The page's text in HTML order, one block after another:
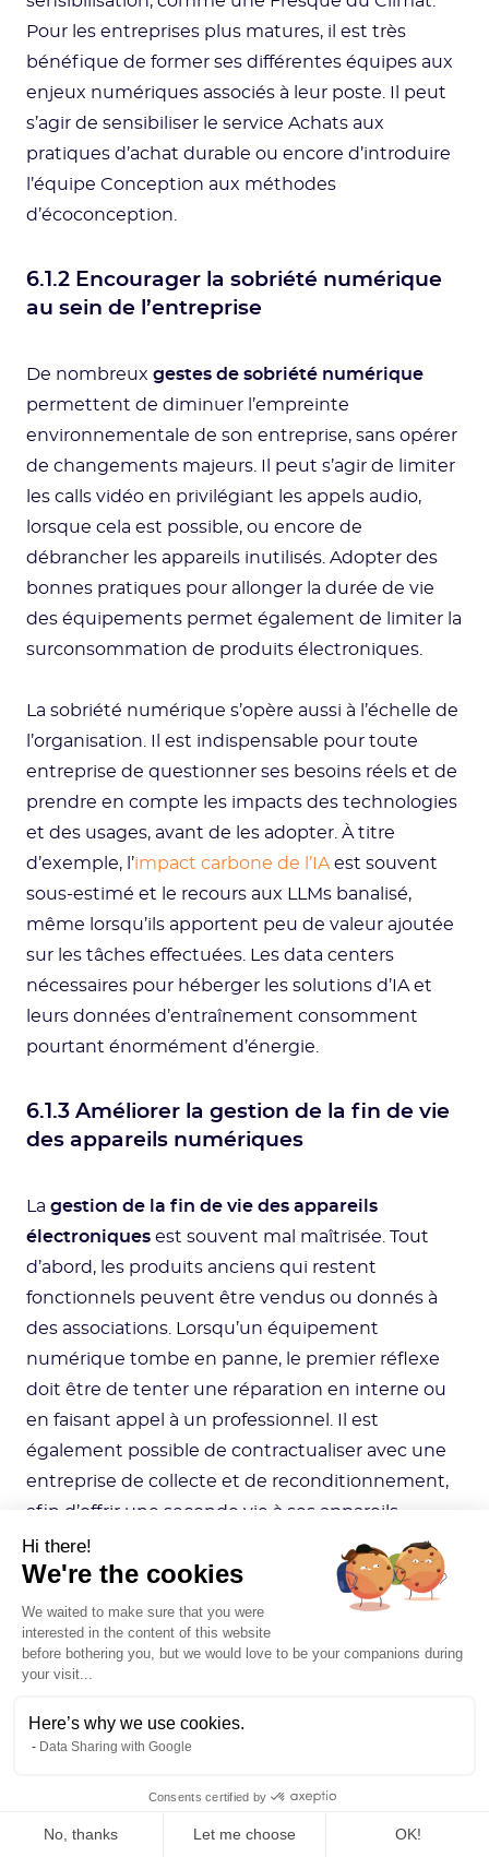
Pour les entreprises plus matures, il est très
bénéfique de former ses différentes équipes aux
enjeux numériques associés à leur poste. Il peut
s’agir de sensibiliser le service Achats aux
pratiques d’achat durable ou encore d’introduire
l’équipe Conception aux méthodes
d’écoconception.
6.1.2 Encourager la sobriété numérique
au sein de l’entreprise
De nombreux gestes de sobriété numérique
permettent de diminuer l’empreinte
environnementale de son entreprise, sans opérer
de changements majeurs. Il peut s’agir de limiter
les calls vidéo en privilégiant les appels audio,
lorsque cela est possible, ou encore de
débrancher les appareils inutilisés. Adopter des
bonnes pratiques pour allonger la durée de vie
des équipements permet également de limiter la
surconsommation de produits électroniques.
La sobriété numérique s’opère aussi à l’échelle de
l’organisation. Il est indispensable pour toute
entreprise de questionner ses besoins réels et de
prendre en compte les impacts des technologies
et des usages, avant de les adopter. À titre
d’exemple, l’impact carbone de l’IA est souvent
sous-estimé et le recours aux LLMs banalisé,
même lorsqu’ils apportent peu de valeur ajoutée
sur les tâches effectuées. Les data centers
nécessaires pour héberger les solutions d’IA et
leurs données d’entraînement consomment
pourtant énormément d’énergie.
6.1.3 Améliorer la gestion de la fin de vie
des appareils numériques
La gestion de la fin de vie des appareils
électroniques est souvent mal maîtrisée. Tout
d’abord, les produits anciens qui restent
fonctionnels peuvent être vendus ou donnés à
des associations. Lorsqu’un équipement
numérique tombe en panne, le premier réflexe
doit être de tenter une réparation en interne ou
en faisant appel à un professionnel. Il est
également possible de contractualiser avec une
entreprise de collecte et de reconditionnement,
afin d’offrir une seconde vie à ses appareils.
Une autre possibilité pour trier ses déchets
électriques et électroniques au niveau de son
entreprise est de faire appel à un éco-organisme
spécialisé. Cette option a l’avantage d’être
des équipements numériques, lorsque cela est
possible. Pour faciliter la gestion de la fin de vie de
ces produits, une bonne pratique consiste à tenir
Hi there!
We're the cookies
We waited to make sure that you were
interested in the content of this website
before bothering you, but we would love to be your companions during
your visit...
Here’s why we use cookies.
Data Sharing with Google
Consents certified by
No, thanks Let me choose OK!